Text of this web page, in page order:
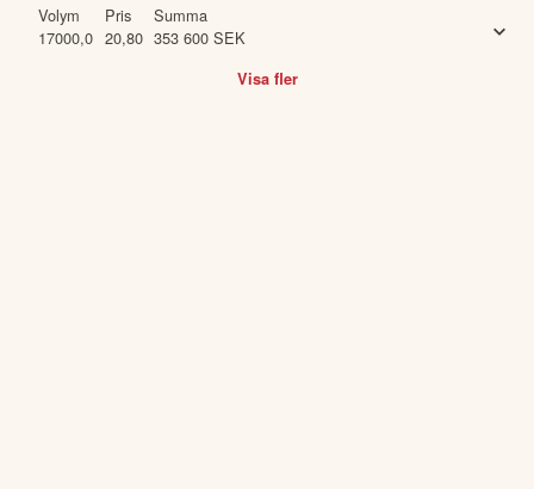
Volym
17000,0
Pris
20,80
Summa
353 600 SEK
Visa fler